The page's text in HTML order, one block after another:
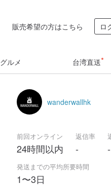
販売希望の方はこちら ロ
グルメ 台湾直送
wanderwallhk
前回オンライン
24時間以内
返信率
- -
発送までの平均所要時間
1〜3日